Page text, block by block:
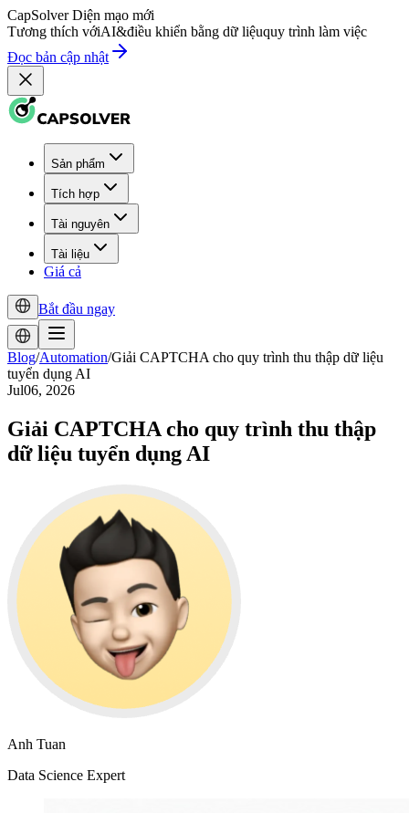
CapSolver Diện mạo mới
Tương thích vớiAI&điều khiển bằng dữ liệuquy trình làm việc
Đọc bản cập nhật
Sản phẩm
Tích hợp
Tài nguyên
Tài liệu
Giá cả
Bắt đầu ngay
Blog/Automation/Giải CAPTCHA cho quy trình thu thập dữ liệu
tuyển dụng AI
Jul06, 2026
Giải CAPTCHA cho quy trình thu thập
dữ liệu tuyển dụng AI
Anh Tuan
Data Science Expert